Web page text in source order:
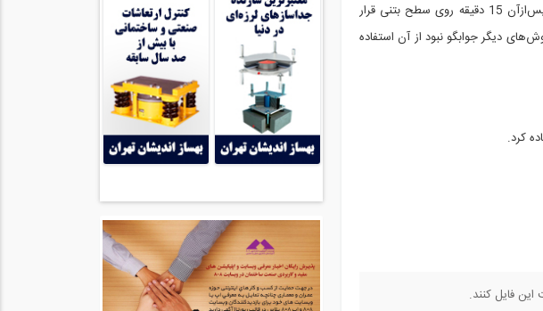
یک نمک است که از آن برای پرداخت و براق کردن سطح استفاده می‌شود. این ماده ابتدا با آب مخلوط می‌شود و پس‌ازآن 15 دقیقه روی سطح بتنی قرار
دیگر جوابگو نبود از آن استفاده
کرد.